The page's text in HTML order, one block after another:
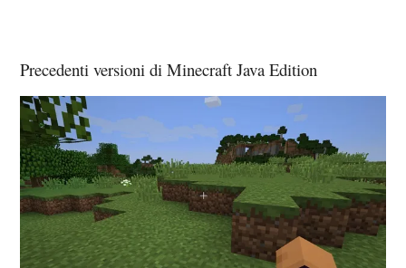
Precedenti versioni di Minecraft Java Edition